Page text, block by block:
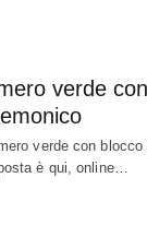
verde
verde con
è qui, online…